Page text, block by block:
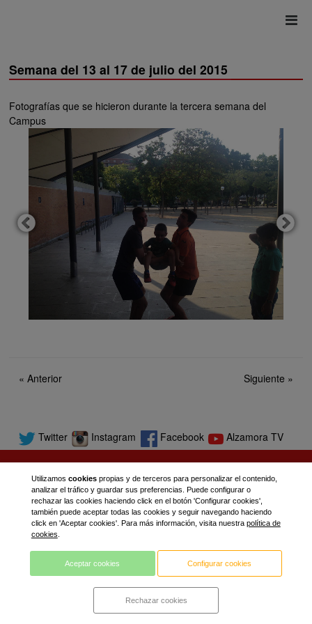
Semana del 13 al 17 de julio del 2015
Fotografías que se hicieron durante la tercera semana del
Campus
«Anterior Siguiente »
Twitter Instagram Facebook Alzamora TV
Utilizamos cookiespropias y de terceros para personalizar el contenido,
analizar el tráfico y guardar sus preferencias. Puede configurar o
rechazar las cookies haciendo click en el botón 'Configurar cookies',
también puede aceptar todas las cookies y seguir navegando haciendo
click en 'Aceptar cookies'. Para más información, visita nuestra política de
cookies
Aceptar cookies Configurar cookies
Rechazar cookies